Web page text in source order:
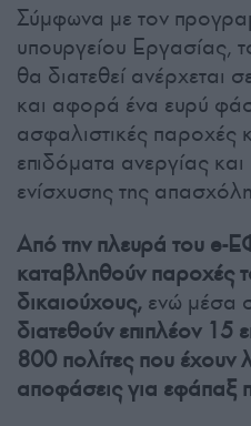
Σύμφωνα με τον
υπουργείου Εργασίας,
θα διατεθεί
και αφορά ένα ευρύ
ασφαλιστικές παροχές
επιδόματα ανεργίας
ενίσχυσης της
Από την πλευρά του e-
καταβληθούν
δικαιούχους, ενώ μέσα
διατεθούν επιπλέον 15
800 πολίτες που έχουν
αποφάσεις για εφάπαξ